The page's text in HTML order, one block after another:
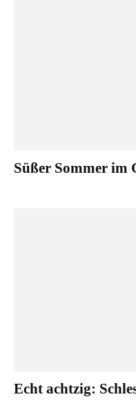
Süßer Sommer im
Echt achtzig: